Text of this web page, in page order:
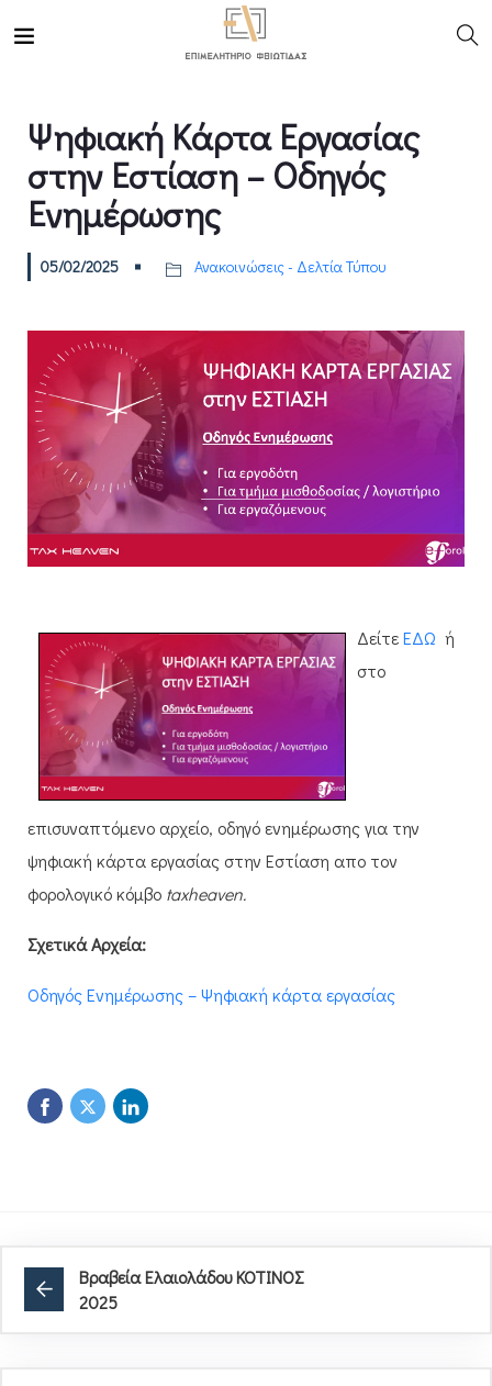
Ψηφιακή Κάρτα Εργασίας
στην Εστίαση – Οδηγός
Ενημέρωσης
05/02/2025 Ανακοινώσεις - Δελτία Τύπου
ΔείτεΕΔΩ ή
στο
επισυναπτόμενο αρχείο, οδηγό ενημέρωσης για την
ψηφιακή κάρτα εργασίας στην Εστίαση απο τον
φορολογικό κόμβο taxheaven.
Σχετικά Αρχεία:
Οδηγός Ενημέρωσης – Ψηφιακή κάρτα εργασίας
Βραβεία Ελαιολάδου ΚΟΤΙΝΟΣ
2025